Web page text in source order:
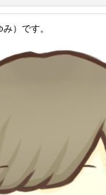
）です。